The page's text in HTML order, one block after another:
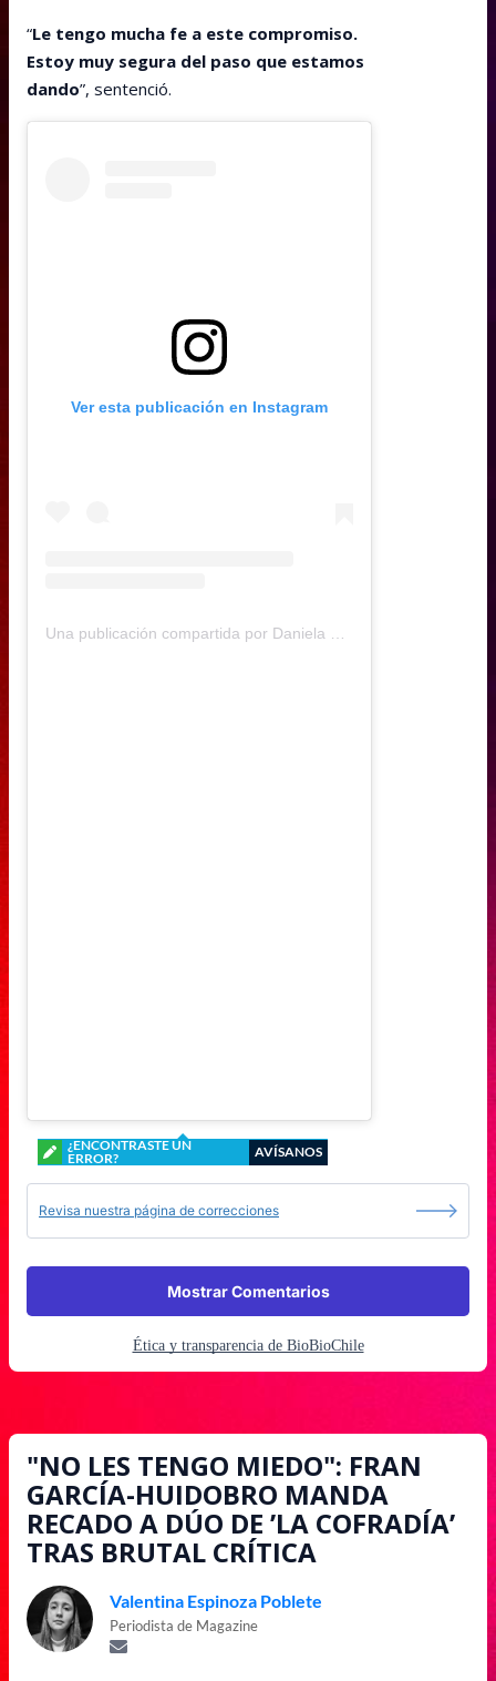
“Le tengo mucha fe a este compromiso.
Estoy muy segura del paso que estamos
dando”, sentenció.
Ver esta publicación en Instagram
¿ENCONTRASTE UN
ERROR?
AVÍSANOS
Revisa nuestra página de correcciones
Mostrar Comentarios
Ética y transparencia de BioBioChile
"NO LES TENGO MIEDO": FRAN
GARCÍA-HUIDOBRO MANDA
RECADO A DÚO DE ’LA COFRADÍA’
TRAS BRUTAL CRÍTICA
Valentina Espinoza Poblete
Periodista de Magazine